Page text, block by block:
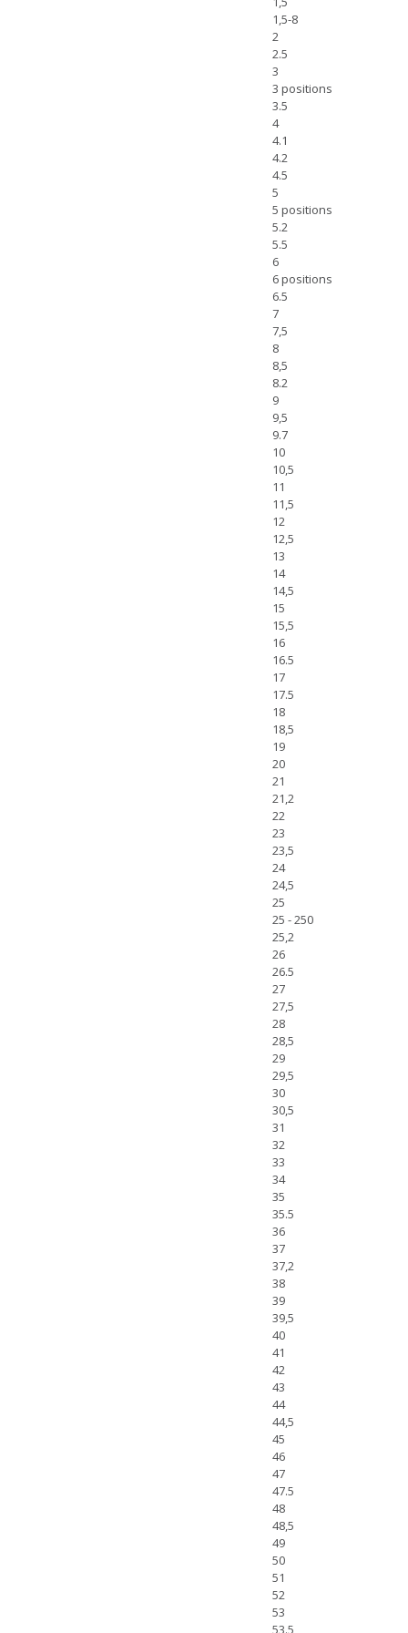
1,5-8
2
2.5
3
3 positions
3.5
4
4.1
4.2
4.5
5
5 positions
5.2
5.5
6
6 positions
6.5
7
7,5
8
8,5
8.2
9
9,5
9.7
10
10,5
11
11,5
12
12,5
13
14
14,5
15
15,5
16
16.5
17
17.5
18
18,5
19
20
21
21,2
22
23
23,5
24
24,5
25
25 - 250
25,2
26
26.5
27
27,5
28
28,5
29
29,5
30
30,5
31
32
33
34
35
35.5
36
37
37,2
38
39
39,5
40
41
42
43
44
44,5
45
46
47
47.5
48
48,5
49
50
51
52
53
53.5